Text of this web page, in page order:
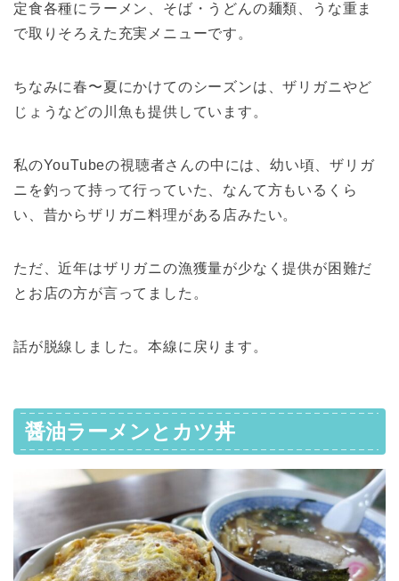
定食各種にラーメン、そば・うどんの麺類、うな重ま
で取りそろえた充実メニューです。
ちなみに春〜夏にかけてのシーズンは、ザリガニやど
じょうなどの川魚も提供しています。
私のYouTubeの視聴者さんの中には、幼い頃、ザリガ
ニを釣って持って行っていた、なんて方もいるくら
い、昔からザリガニ料理がある店みたい。
ただ、近年はザリガニの漁獲量が少なく提供が困難だ
とお店の方が言ってました。
話が脱線しました。本線に戻ります。
醤油ラーメンとカツ丼